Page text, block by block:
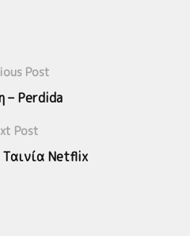
Post
– Perdida
Post
Netflix